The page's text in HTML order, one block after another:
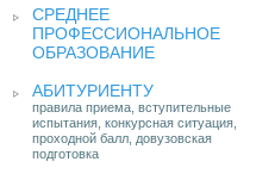
СРЕДНЕЕ
ПРОФЕССИОНАЛЬНОЕ
ОБРАЗОВАНИЕ
АБИТУРИЕНТУ
правила приема, вступительные
испытания, конкурсная ситуация,
проходной балл, довузовская
подготовка